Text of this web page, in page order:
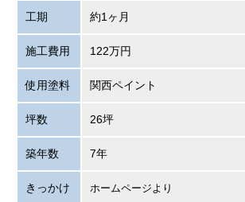
工期 約1ヶ月
施工費用 122万円
使用塗料 関西ペイント
坪数 26坪
築年数 7年
きっかけ ホームページより